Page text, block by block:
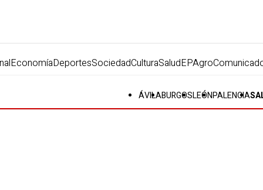
EconomíaDeportesSociedadCulturaSaludEPAgro
ÁVILABURGOSLEÓNPALENCIA